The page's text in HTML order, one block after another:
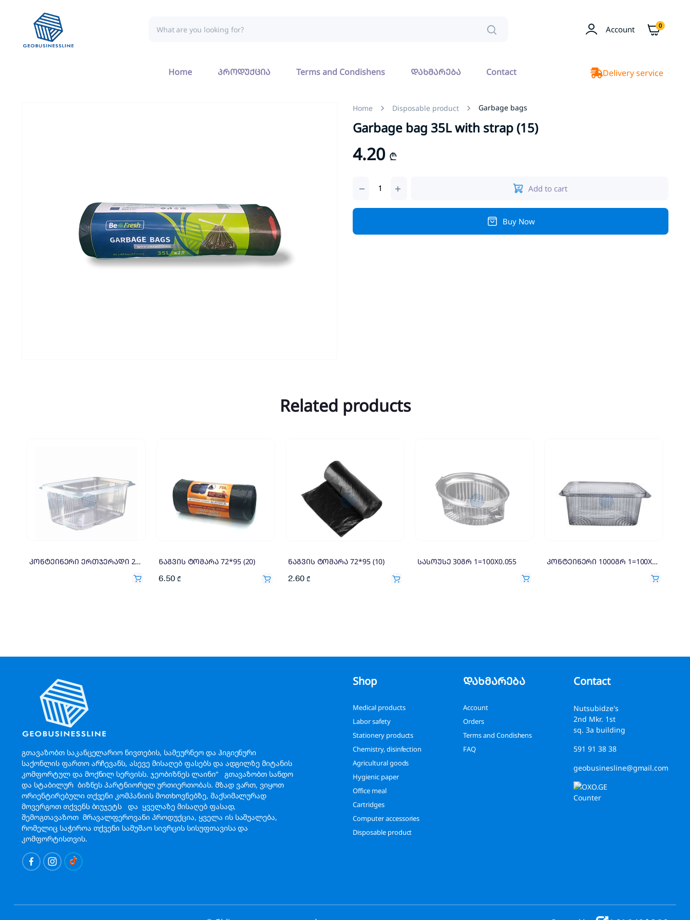
Account 0
Home პროდუქცია Terms and Condishens დახმარება Contact Delivery service
Home Disposable product Garbage bags
Garbage bag 35L with strap (15)
4.20 ₾
პარკი
თასმით
Add to cart
Buy Now
Related products
კონტეინერი ერთჯერადი 2000გრ 1=100X0.3 ნაგვის ტომარა 72*95 (20)
6.50 ₾
ნაგვის ტომარა 72*95 (10)
2.60 ₾
სასოუსე 30გრ 1=100X0.055 კონტეინერი 1000გრ 1=100X0.19
გთავაზობთ საკანცელარიო ნივთების, სამეურნეო და ჰიგიენური
საქონლის ფართო არჩევანს, ასევე მისაღებ ფასებს და ადგილზე მიტანის
კომფორტულ და მოქნილ სერვისს. ჯეობიზნეს ლაინი“ გთავაზობთ სანდო
და სტაბილურ ბიზნეს პარტნიორულ ურთიერთობას. მზად ვართ, ვიყოთ
ორიენტირებული თქვენი კომპანიის მოთხოვნებზე, მაქსიმალურად
მოვერგოთ თქვენს ბიუჯეტს და ყველაზე მისაღებ ფასად,
შემოგთავაზოთ მრავალფეროვანი პროდუქცია, ყველა ის საშუალება,
რომელიც საჭიროა თქვენი სამუშაო სივრცის სისუფთავისა და
კომფორტისთვის.
Shop
Medical products
Labor safety
Stationery products
Chemistry, disinfection
Agricultural goods
Hygienic paper
Office meal
Cartridges
Computer accessories
Disposable product
დახმარება
Account
Orders
Terms and Condishens
FAQ
Contact
Nutsubidze's
2nd Mkr. 1st
sq. 3a building
591 91 38 38
geobusinesline@gmail.com